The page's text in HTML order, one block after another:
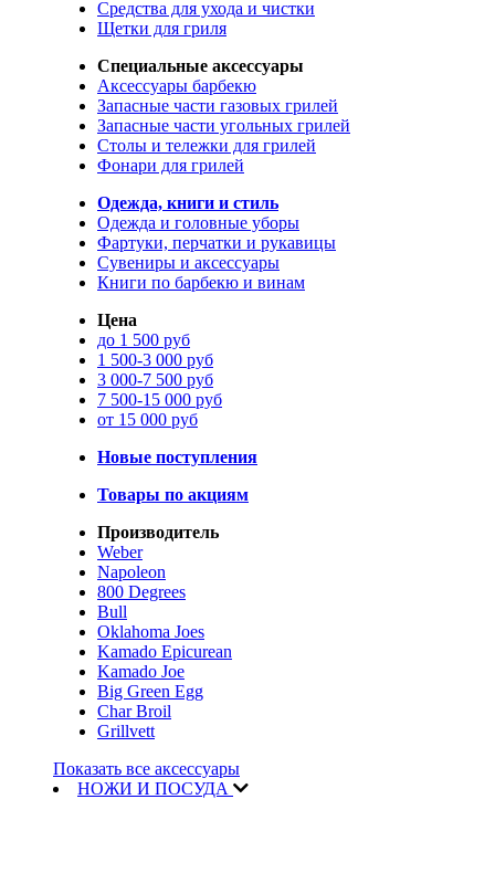
Средства для ухода и чистки
Щетки для гриля
Специальные аксессуары
Аксессуары барбекю
Запасные части газовых грилей
Запасные части угольных грилей
Столы и тележки для грилей
Фонари для грилей
Одежда, книги и стиль
Одежда и головные уборы
Фартуки, перчатки и рукавицы
Сувениры и аксессуары
Книги по барбекю и винам
Цена
до 1 500 руб
1 500-3 000 руб
3 000-7 500 руб
7 500-15 000 руб
от 15 000 руб
Новые поступления
Товары по акциям
Производитель
Weber
Napoleon
800 Degrees
Bull
Oklahoma Joes
Kamado Epicurean
Kamado Joe
Big Green Egg
Char Broil
Grillvett
Показать все аксессуары
НОЖИ И ПОСУДА